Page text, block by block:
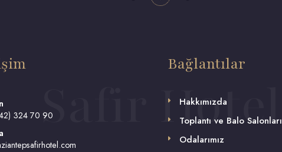
324 70 90
Bağlantılar
Hakkımızda
Toplantı ve Balo Salonları
Odalarımız
Safir Hotel